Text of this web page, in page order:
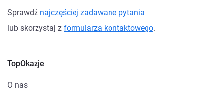
Sprawdź najczęściej zadawane pytania
lub skorzystaj z formularza kontaktowego.
TopOkazje
O nas